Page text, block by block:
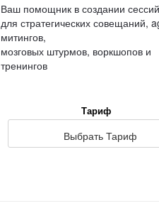
Ваш помощник в создании сессий
для стратегических совещаний,
митингов,
мозговых штурмов, воркшопов и
тренингов
Тариф
Выбрать Тариф